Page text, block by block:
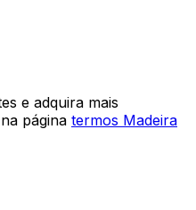
e adquira mais
página termos Madeira